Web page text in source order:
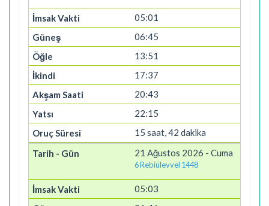
05:01
06:45
13:51
17:37
20:43
22:15
15 saat, 42 dakika
21 Ağustos 2026 - Cuma
6 Rebiülevvel 1448
05:03